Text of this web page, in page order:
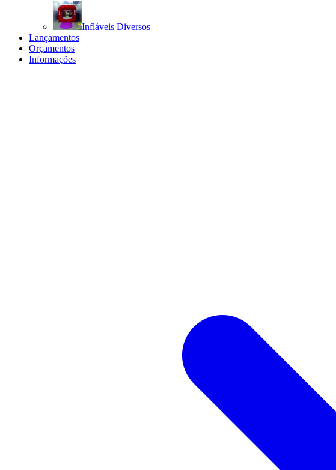
Infláveis Diversos
Lançamentos
Orçamentos
Informações